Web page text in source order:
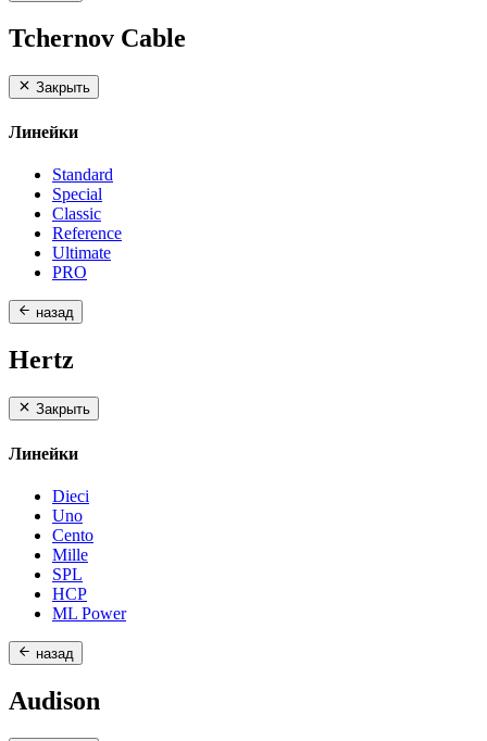
Tchernov Cable
Закрыть
Линейки
Standard
Special
Classic
Reference
Ultimate
PRO
назад
Hertz
Закрыть
Линейки
Dieci
Uno
Cento
Mille
SPL
HCP
ML Power
назад
Audison